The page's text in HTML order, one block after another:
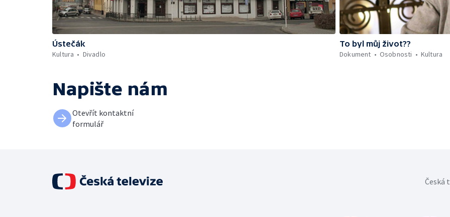
Ústečák
Kultura
Divadlo
To byl můj život??
Dokument
Osobnosti Kultura
Napište nám
Otevřít kontaktní
formulář
Česká